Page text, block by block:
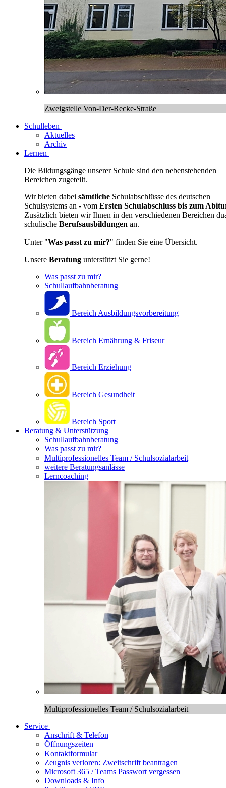
Zweigstelle Von-Der-Recke-Straße
Schulleben
Aktuelles
Archiv
Lernen
Die Bildungsgänge unserer Schule sind den nebenstehenden
Bereichen zugeteilt.
Wir bieten dabei sämtliche Schulabschlüsse des deutschen
Schulsystems an - vom Ersten Schulabschluss bis zum
Zusätzlich bieten wir Ihnen in den verschiedenen Bereichen
schulische Berufsausbildungen an.
Unter "Was passt zu mir?" finden Sie eine Übersicht.
Unsere Beratung unterstützt Sie gerne!
Was passt zu mir?
Schullaufbahnberatung
Bereich Ausbildungsvorbereitung
Bereich Ernährung & Friseur
Bereich Erziehung
Bereich Gesundheit
Bereich Sport
Beratung & Unterstützung
Schullaufbahnberatung
Was passt zu mir?
Multipro­fessionelles Team / Schulsozialarbeit
weitere Beratungsanlässe
Lerncoaching
Multiprofessionelles Team / Schulsozialarbeit
Service
Anschrift & Telefon
Öffnungszeiten
Kontaktformular
Zeugnis verloren: Zweitschrift beantragen
Microsoft 365 / Teams Passwort vergessen
Downloads & Info